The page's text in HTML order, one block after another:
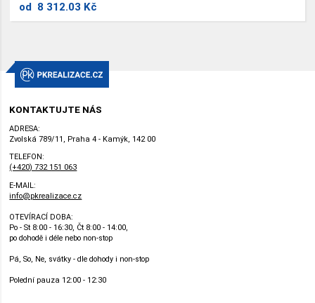
od 8 312.03 Kč
KONTAKTUJTE NÁS
ADRESA:
Zvolská 789/11, Praha 4 - Kamýk, 142 00
TELEFON:
(+420) 732 151 063
E-MAIL:
info@pkrealizace.cz
OTEVÍRACÍ DOBA:
Po - St 8:00 - 16:30, Čt 8:00 - 14:00,
po dohodě i déle nebo non-stop
Pá, So, Ne, svátky - dle dohody i non-stop
Polední pauza 12:00 - 12:30